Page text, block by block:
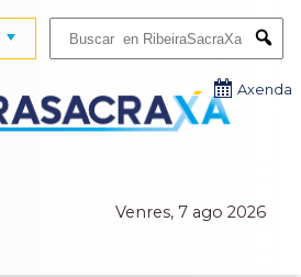
Venres, 7 ago 2026
Axenda